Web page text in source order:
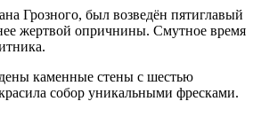
Грозного, был возведён пятиглавый
жертвой опричнины. Смутное время
каменные стены с шестью
собор уникальными фресками.